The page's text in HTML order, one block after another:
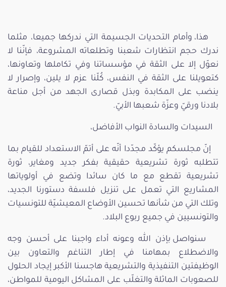
هذا، وأمام التحديات الجسيمة التي ندركها جميعا، مثلما
ندرك حجم انتظارات شعبنا وتطلعاته المشروعة، فإنّنا لا
نعوّل إلا على الثقة في مؤسساتنا وفي تكاملها وتعاونها،
كتعويلنا على الثقة في النفس، كُلّنا عزم لا يلين، وإصرار لا
ينضب على المكابدة وبذل قصارى الجهد من أجل مناعة
بلادنا ورقيّ وعزّة شعبها الأبيّ.
السيدات والسادة النواب الأفاضل،
إنّ مجلسكم يؤكّد مجدّدا أنّه على أتمّ الاستعداد للقيام بما
تتطلبه ثورة تشريعية حقيقية بفكر جديد ومغاير، ثورة
تشريعية تقطع مع ما كان سائدا وتضع في أولوياتها
المشاريع التي تعمل على تنزيل فلسفة دستورنا الجديد،
وتلك التي من شأنها تحسين الأوضاع المعيشيّة للتونسيات
والتونسيين في جميع ربوع البلاد.
سنواصل بإذن الله وعونه أداء واجبنا على أحسن وجه
والاضطلاع بمهامنا في إطار التناغم والتعاون بين
الوظيفتين التنفيذية والتشريعية هاجسنا الأكبر إيجاد الحلول
للصعوبات الماثلة والتغلّب على المشاكل اليومية للمواطن،